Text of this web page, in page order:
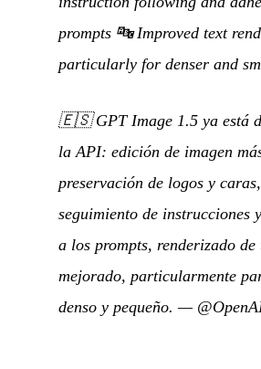
prompts 🔤 Improved text
particularly for denser and
🇪🇸GPT Image 1.5 ya está
la API: edición de imagen
preservación de logos y
seguimiento de instrucciones
a los prompts, renderizado de
mejorado, particularmente
denso y pequeño. —